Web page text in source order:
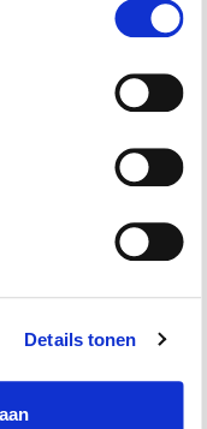
Details tonen
cursus/opleiding